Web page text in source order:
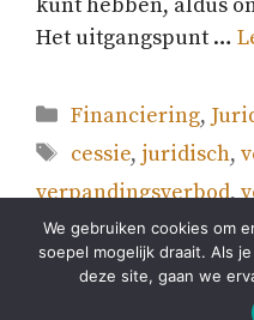
Het uitgangspunt …
Categorieën
Financiering,
Tags
cessie, juridisch,
verpandingsverbod,
© 2026 Straefin
We gebruiken cookies om
soepel mogelijk draait. Als
deze site, gaan we